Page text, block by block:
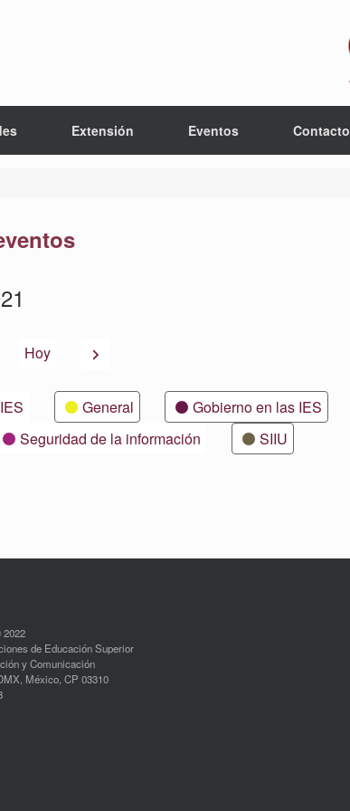
Extensión Eventos Contacto
Hoy Siguiente
General Gobierno en las IES
Seguridad de la información
SIIU
de Educación Superior
y Comunicación
México, CP 03310